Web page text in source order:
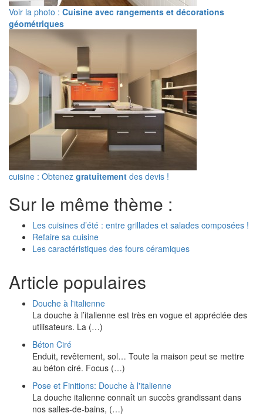
Voir la photo : Cuisine avec rangements et décorations
géométriques
cuisine : Obtenez gratuitement des devis !
Sur le même thème :
Les cuisines d’été : entre grillades et salades composées !
Refaire sa cuisine
Les caractéristiques des fours céramiques
Article populaires
Douche à l'italienne
La douche à l’italienne est très en vogue et appréciée des
utilisateurs. La (…)
Béton Ciré
Enduit, revêtement, sol… Toute la maison peut se mettre
au béton ciré. Focus (…)
Pose et Finitions: Douche à l'italienne
La douche italienne connaît un succès grandissant dans
nos salles-de-bains, (…)